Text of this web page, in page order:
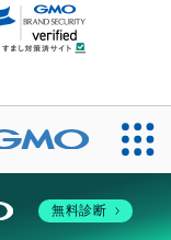
無料診断